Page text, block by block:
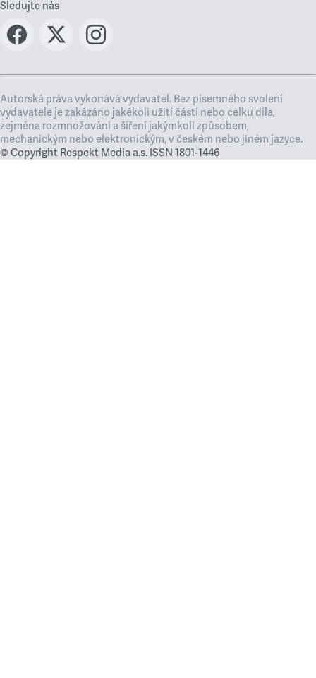
Sledujte nás
Autorská práva vykonává vydavatel. Bez písemného svolení
vydavatele je zakázáno jakékoli užití částí nebo celku díla,
zejména rozmnožování a šíření jakýmkoli způsobem,
mechanickým nebo elektronickým, v českém nebo jiném jazyce.
© Copyright Respekt Media a.s. ISSN 1801-1446